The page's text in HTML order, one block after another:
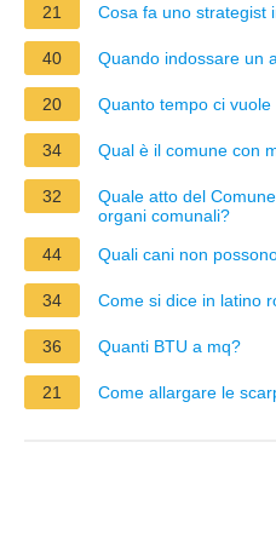
21 Cosa fa uno strategist
40 Quando indossare un
20 Quanto tempo ci
34 Qual è il comune con
32
Quale atto del
organi comunali?
44
Quali cani non
34 Come si dice in latino
36 Quanti BTU a mq?
21 Come allargare le